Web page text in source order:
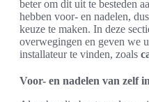
beter om dit uit te besteden
hebben voor- en nadelen,
keuze te maken. In deze
overwegingen en geven we
installateur te vinden, zoals
Voor- en nadelen van zelf